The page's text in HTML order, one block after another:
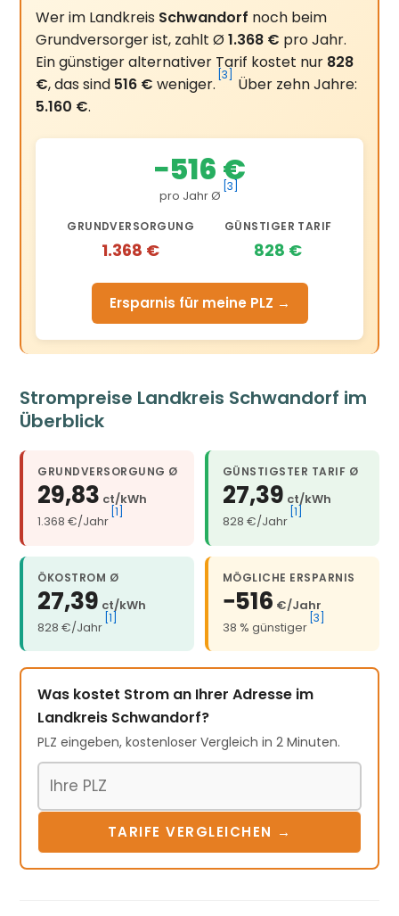
Wer im Landkreis Schwandorf noch beim
Grundversorger ist, zahlt Ø1.368 € pro Jahr.
Ein günstiger alternativer Tarif kostet nur 828
€, das sind 516 € weniger. [3]
Über zehn Jahre:
5.160 €.
−516 €
pro Jahr Ø
[3]
GRUNDVERSORGUNG
1.368 €
GÜNSTIGER TARIF
828 €
Ersparnis für meine PLZ →
Strompreise Landkreis Schwandorf im
Überblick
GRUNDVERSORGUNG Ø
29,83 ct/kWh
1.368 €/Jahr
[1]
GÜNSTIGSTER TARIF Ø
27,39 ct/kWh
828 €/Jahr
[1]
ÖKOSTROM Ø
27,39 ct/kWh
828 €/Jahr
[1]
MÖGLICHE ERSPARNIS
−516 €/Jahr
38 % günstiger
[3]
Was kostet Strom an Ihrer Adresse im
Landkreis Schwandorf?
PLZ eingeben, kostenloser Vergleich in 2 Minuten.
TARIFE VERGLEICHEN →